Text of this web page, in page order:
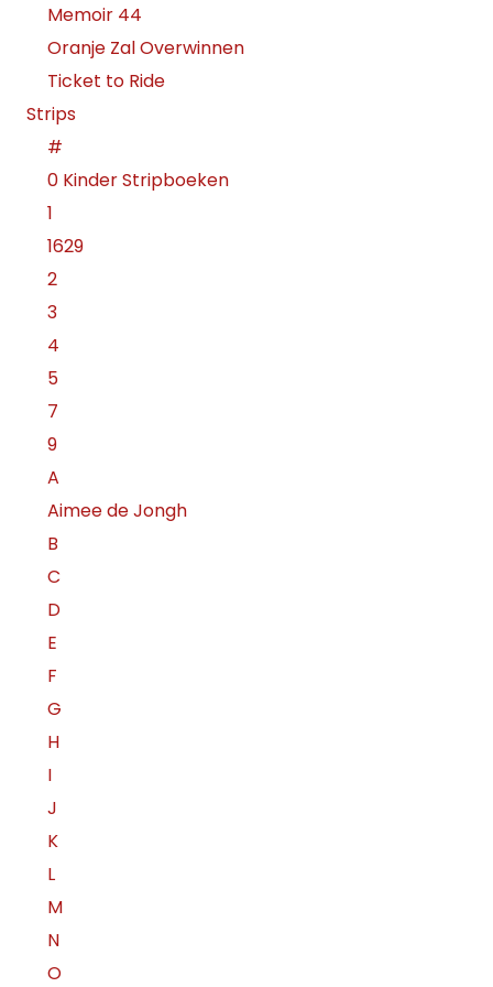
Memoir 44
Oranje Zal Overwinnen
Ticket to Ride
Strips
#
0 Kinder Stripboeken
1
1629
2
3
4
5
7
9
A
Aimee de Jongh
B
C
D
E
F
G
H
I
J
K
L
M
N
O